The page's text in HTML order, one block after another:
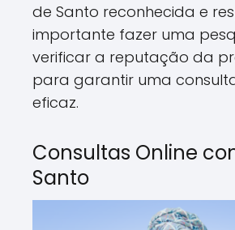
de Santo reconhecida e
importante fazer uma
verificar a reputação da
para garantir uma
eficaz.
Consultas Online
Santo